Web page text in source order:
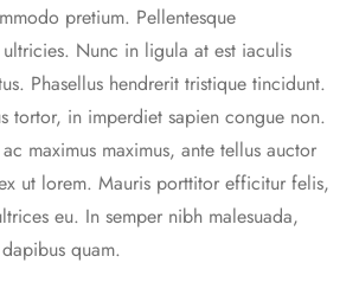
pretium. Pellentesque
Nunc in ligula at est iaculis
Phasellus hendrerit tristique tincidunt.
tortor, in imperdiet sapien congue non.
maximus maximus, ante tellus auctor
ut lorem. Mauris porttitor efficitur felis,
eu. In semper nibh malesuada,
quam.